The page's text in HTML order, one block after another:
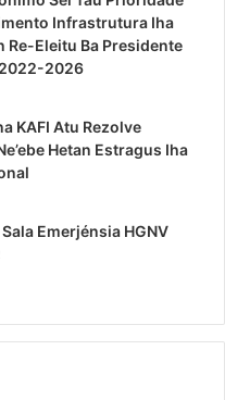
Infrastrutura Iha
Re-Eleitu Ba Presidente
2026
KAFI Atu Rezolve
Hetan Estragus Iha
Emerjénsia HGNV